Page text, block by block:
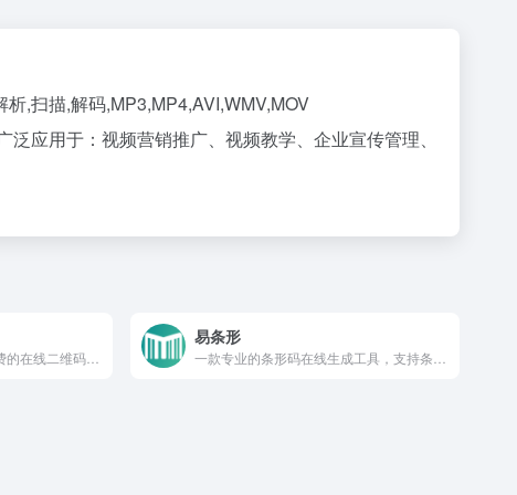
,扫描,解码,MP3,MP4,AVI,WMV,MOV
应用于：视频营销推广、视频教学、企业宣传管理、
易条形